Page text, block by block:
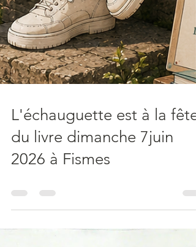
L'échauguette est à la fête
du livre dimanche 7juin
2026 à Fismes